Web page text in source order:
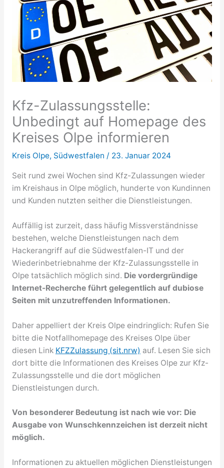
Kfz-Zulassungsstelle:
Unbedingt auf Homepage des
Kreises Olpe informieren
Kreis Olpe, Südwestfalen / 23. Januar 2024
Seit rund zwei Wochen sind Kfz-Zulassungen wieder
im Kreishaus in Olpe möglich, hunderte von Kundinnen
und Kunden nutzten seither die Dienstleistungen.
Auffällig ist zurzeit, dass häufig Missverständnisse
bestehen, welche Dienstleistungen nach dem
Hackerangriff auf die Südwestfalen-IT und der
Wiederinbetriebnahme der Kfz-Zulassungsstelle in
Olpe tatsächlich möglich sind. Die vordergründige
Internet-Recherche führt gelegentlich auf dubiose
Seiten mit unzutreffenden Informationen.
Daher appelliert der Kreis Olpe eindringlich: Rufen Sie
bitte die Notfallhomepage des Kreises Olpe über
diesen Link KFZZulassung (sit.nrw) auf. Lesen Sie sich
dort bitte die Informationen des Kreises Olpe zur Kfz-
Zulassungsstelle und die dort möglichen
Dienstleistungen durch.
Von besonderer Bedeutung ist nach wie vor: Die
Ausgabe von Wunschkennzeichen ist derzeit nicht
möglich.
Informationen zu aktuellen möglichen Dienstleistungen